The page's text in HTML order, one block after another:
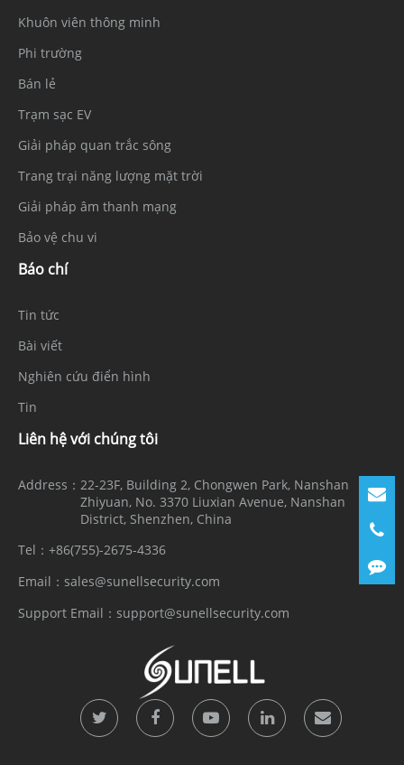
Khuôn viên thông minh
Phi trường
Bán lẻ
Trạm sạc EV
Giải pháp quan trắc sông
Trang trại năng lượng mặt trời
Giải pháp âm thanh mạng
Bảo vệ chu vi
Báo chí
Tin tức
Bài viết
Nghiên cứu điển hình
Tin
Liên hệ với chúng tôi
Address： 22-23F, Building 2, Chongwen Park, Nanshan
Zhiyuan, No. 3370 Liuxian Avenue, Nanshan
District, Shenzhen, China
Tel： +86(755)-2675-4336
Email： sales@sunellsecurity.com
Support Email： support@sunellsecurity.com